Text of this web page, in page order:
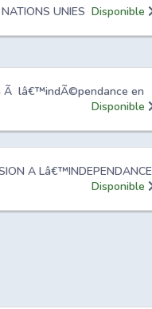
UNIES Disponible
Ã lâ€™indÃ©pendance en
Disponible
A Lâ€™INDEPENDANCE
Disponible